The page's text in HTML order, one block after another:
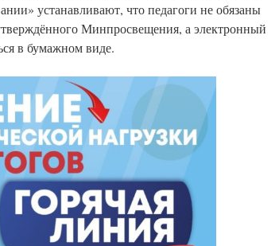
устанавливают, что педагоги не обязаны
Минпросвещения, а электронный
в бумажном виде.